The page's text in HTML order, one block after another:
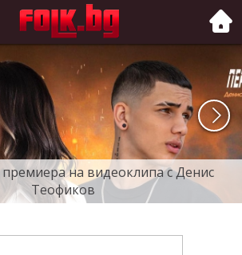
на видеоклипа с Денис
Теофиков